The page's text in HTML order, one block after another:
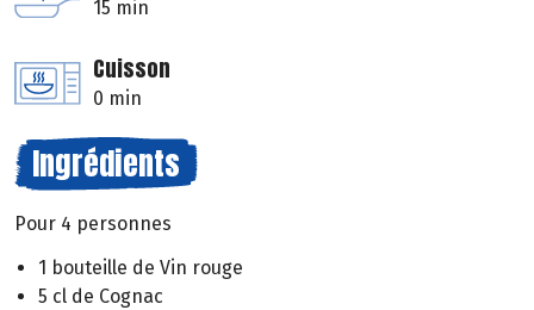
15 min
Cuisson
0 min
Ingrédients
Pour 4 personnes
1 bouteille de Vin rouge
5 cl de Cognac